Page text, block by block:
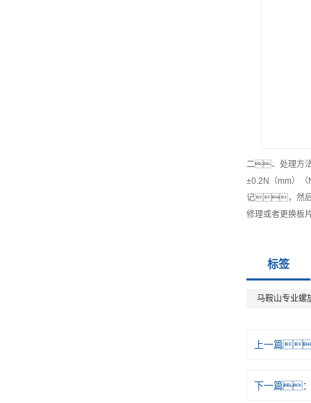
二、处理方
±0.2N（mm）
记，然后
修理或者更换
标签
马鞍山专业螺
上一篇
下一篇